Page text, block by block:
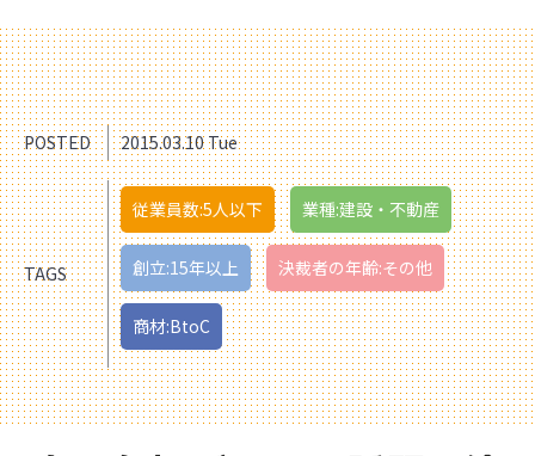
POSTED 2015.03.10 Tue
TAGS
従業員数:5人以下 業種:建設・不動産
創立:15年以上 決裁者の年齢:その他
商材:BtoC